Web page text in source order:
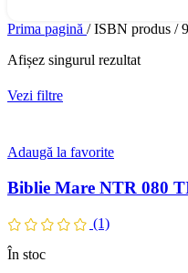
Prima pagină / ISBN produs /
Afișez singurul rezultat
Vezi filtre
Adaugă la favorite
Biblie Mare NTR 080
(1)
În stoc